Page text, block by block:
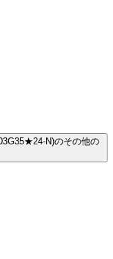
N)のその他の